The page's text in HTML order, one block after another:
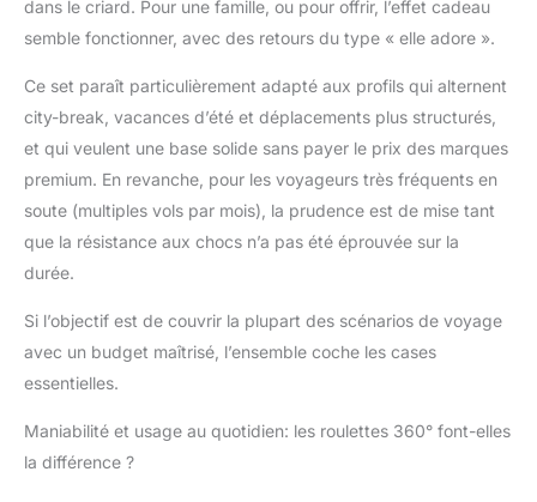
EXTENSIBLE : Les
grandes valises et les
un design extensible,
offrant jusqu’à 15 %
d’espace en plus afin
de maximiser l’espace
pour les voyages plus
longs. EMPILABLE ET
FACILE À
s’emboîtent les unes
un rangement peu
et le sac de voyage
dans le criard. Pour une famille, ou pour offrir, l’effet cadeau
semble fonctionner, avec des retours du type « elle adore ».
Ce set paraît particulièrement adapté aux profils qui alternent
city-break, vacances d’été et déplacements plus structurés,
et qui veulent une base solide sans payer le prix des marques
premium. En revanche, pour les voyageurs très fréquents en
soute (multiples vols par mois), la prudence est de mise tant
que la résistance aux chocs n’a pas été éprouvée sur la
durée.
Si l’objectif est de couvrir la plupart des scénarios de voyage
avec un budget maîtrisé, l’ensemble coche les cases
essentielles.
Maniabilité et usage au quotidien: les roulettes 360° font-elles
la différence ?